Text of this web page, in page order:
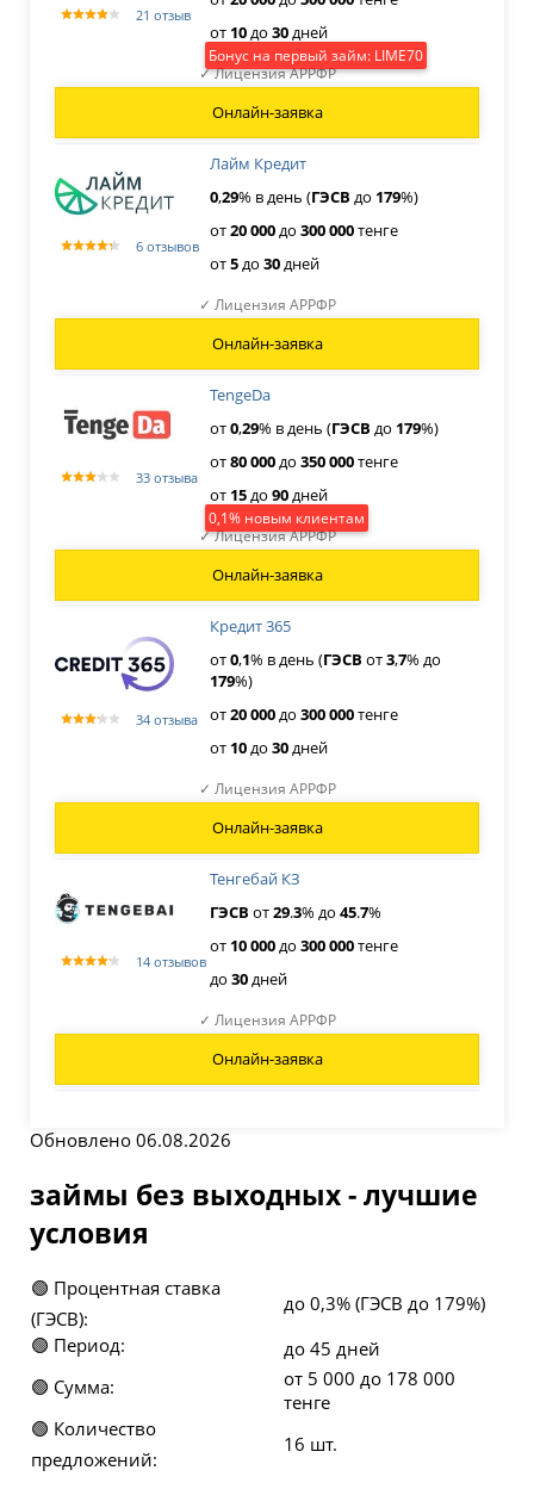
21 отзыв
от 10до 30дней
Онлайн-заявка
✓ Лицензия АРРФР
6 отзывов
Лайм Кредит
Бонус на первый займ: LIME70
0,29% в день (ГЭСВ до 179%)
от20000до 300000тенге
от5до 30дней
Онлайн-заявка
✓ Лицензия АРРФР
33 отзыва
TengeDa
от0,29% в день (ГЭСВ до 179%)
от80000до 350000тенге
от 15до 90дней
Онлайн-заявка
✓ Лицензия АРРФР
34 отзыва
Кредит 365
0,1% новым клиентам
от0,1% в день (ГЭСВ от3,7% до
179%)
от20000до 300000тенге
от 10до 30дней
Онлайн-заявка
✓ Лицензия АРРФР
14 отзывов
Тенгебай КЗ
ГЭСВ от29.3% до 45.7%
от 10000до 300000тенге
до 30дней
Онлайн-заявка
✓ Лицензия АРРФР
Обновлено 06.08.2026
займы без выходных - лучшие
условия
🟢 Процентная ставка
(ГЭСВ):
до 0,3% (ГЭСВ до 179%)
🟢 Период:
до 45 дней
🟢 Сумма:
от 5 000 до 178 000
тенге
🟢 Количество
предложений:
16 шт.